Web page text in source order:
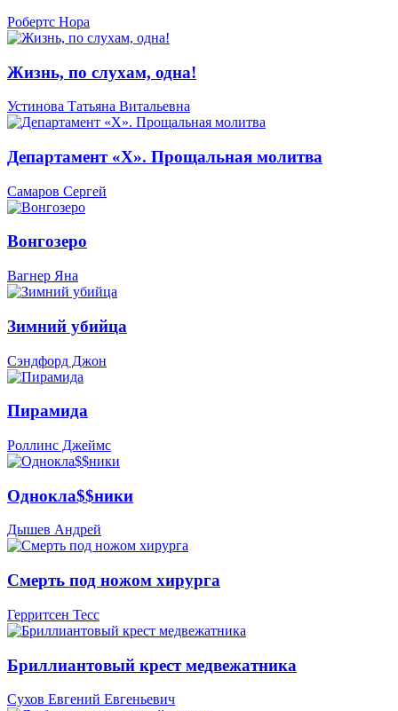
Робертс Нора
Жизнь, по слухам, одна!
Устинова Татьяна Витальевна
Департамент «Х». Прощальная молитва
Самаров Сергей
Вонгозеро
Вагнер Яна
Зимний убийца
Сэндфорд Джон
Пирамида
Роллинс Джеймс
Однокла$$ники
Дышев Андрей
Смерть под ножом хирурга
Герритсен Тесс
Бриллиантовый крест медвежатника
Сухов Евгений Евгеньевич